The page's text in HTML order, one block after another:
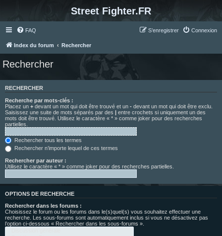
Street Fighter.FR
FAQ Connexion
S’enregistrer
Index du forum Rechercher
Rechercher
RECHERCHER
Recherche par mots-clés :
Placez un + devant un mot qui doit être trouvé et un - devant un mot qui doit être exclu.
Saisissez une suite de mots séparés par des | entre crochets si uniquement un des
mots doit être trouvé. Utilisez le caractère « * » comme joker pour des recherches
partielles.
Rechercher tous les termes
Rechercher n’importe lequel de ces termes
Rechercher par auteur :
Utilisez le caractère « * » comme joker pour des recherches partielles.
OPTIONS DE RECHERCHE
Rechercher dans les forums :
Choisissez le forum ou les forums dans le(s)quel(s) vous souhaitez effectuer une
recherche. Les sous-forums sont automatiquement inclus si vous ne désactivez pas
l’option ci-dessous « Rechercher dans les sous-forums ».